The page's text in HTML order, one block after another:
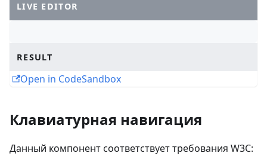
LIVE EDITOR
RESULT
Open in CodeSandbox
Клавиатурная навигация
Данный компонент соответствует требования W3C: